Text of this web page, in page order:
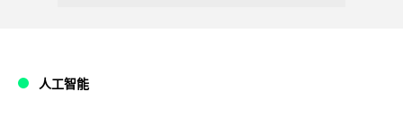
人工智能